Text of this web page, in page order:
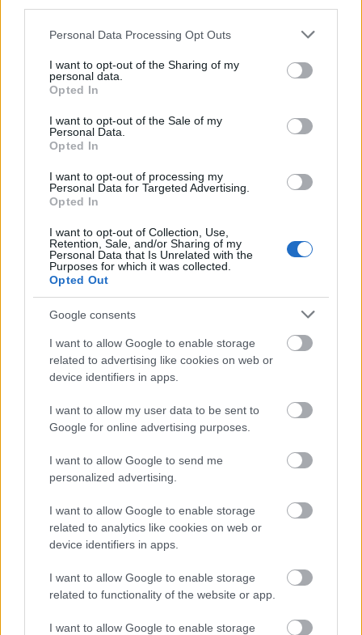
Please note that this website/app uses one or more Google
not limited to your visit or usage behaviour. You may click to
grant or deny consent to Google and its third-party tags to
use your data for below specified purposes in below Google
consent section.
Personal Data Processing Opt Outs
I want to opt-out of the Sharing of my
personal data.
Opted In
I want to opt-out of the Sale of my
Personal Data.
Opted In
I want to opt-out of processing my
Personal Data for Targeted Advertising.
Opted In
I want to opt-out of Collection, Use,
Retention, Sale, and/or Sharing of my
Personal Data that Is Unrelated with the
Purposes for which it was collected.
Opted Out
Google consents
I want to allow Google to enable storage
related to advertising like cookies on web or
device identifiers in apps.
I want to allow my user data to be sent to
Google for online advertising purposes.
I want to allow Google to send me
personalized advertising.
I want to allow Google to enable storage
related to analytics like cookies on web or
device identifiers in apps.
I want to allow Google to enable storage
related to functionality of the website or app.
I want to allow Google to enable storage
dolgozik.A Suitable Boy(Egy megfelelő fiú)
címre hallgató könyv a maga 1300 oldalával
az egyik leghosszabb regény, amit angol
nyelven valaha publikáltak. A történet
középpontjában egy Lata nevű lány áll, aki az
India függetlenedése utáni időszakban keresi
férjét.
A Suitable Boy
évfordulójára májusban puha kötéses
változatban is kiadták a regényt. A folytatás,
amin az író jelenleg is dolgozik
(Egy megfelelő lány) címmel jelenik majd meg.
Az eredetileg év végére tervezett kötet a
főszereplő lányt, Latát kortárs indiai közegbe
helyezi, és az ő életén keresztül mutatja be a
az országban lezajlottak.
Forrás: The Telegraph
ERDŐ VAN IDEBENN: TÓTH MARCSI AZ ÚJ